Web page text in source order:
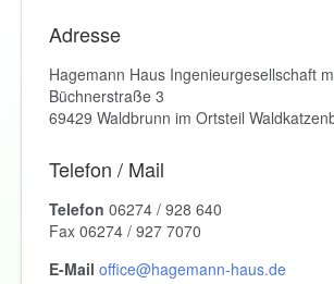
Adresse
Hagemann Haus Ingenieurgesellschaft
Büchnerstraße 3
69429 Waldbrunn im Ortsteil
Telefon / Mail
Telefon 06274 / 928 640
Fax 06274 / 927 7070
E-Mail office@hagemann-haus.de